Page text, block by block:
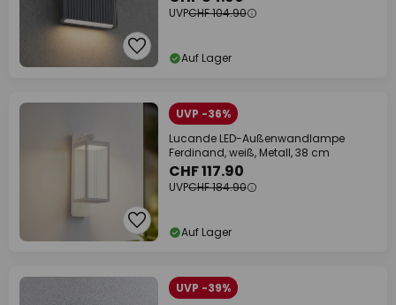
UVPCHF 104.90
Auf Lager
UVP -36%
Lucande LED-Außenwandlampe
Ferdinand, weiß, Metall, 38 cm
CHF 117.90
UVPCHF 184.90
Auf Lager
UVP -39%